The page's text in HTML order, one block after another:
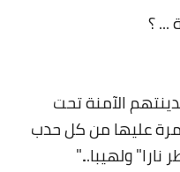
... ؟
الآمنة تحت
عليها من كل حدب
ولهيبا"...